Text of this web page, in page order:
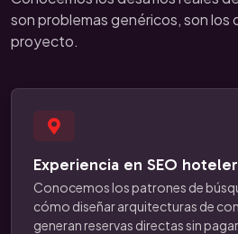
son problemas genéricos, son los
proyecto.
Experiencia en SEO
Conocemos los patrones de
cómo diseñar arquitecturas de
generan reservas directas sin